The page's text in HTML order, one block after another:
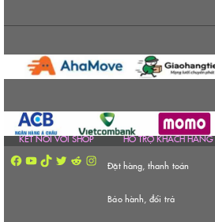
KẾT NỐI VỚI SHOP
Facebook
YouTube
TikTokTwitterRedditInstagram
HỔ TRỢ KHÁCH HÀNG
Đặt hàng, thanh toán
Bảo hành, đổi trả